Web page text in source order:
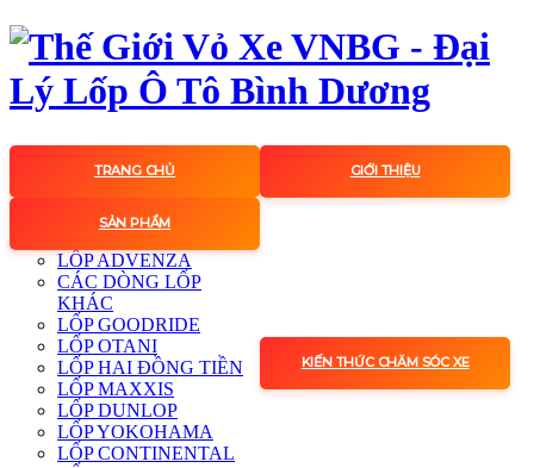
TRANG CHỦ GIỚI THIỆU
SẢN PHẨM
LỐP ADVENZA
CÁC DÒNG LỐP
KHÁC
LỐP GOODRIDE
LỐP OTANI
LỐP HAI ĐỒNG TIỀN
LỐP MAXXIS
LỐP DUNLOP
LỐP YOKOHAMA
LỐP CONTINENTAL
KIẾN THỨC CHĂM SÓC XE